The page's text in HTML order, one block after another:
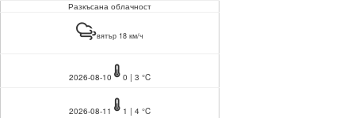
Разкъсана облачност
вятър 18 км/ч
2026-08-10 0 | 3 °C
2026-08-11 1 | 4 °C